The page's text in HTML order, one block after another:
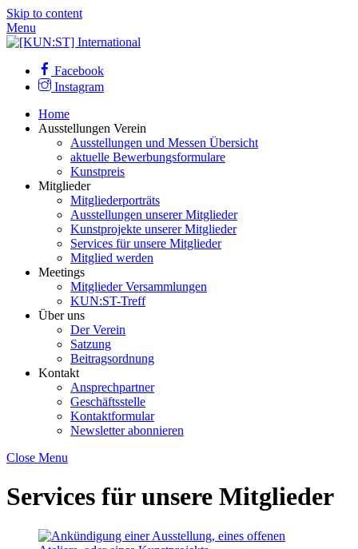
Skip to content
Menu
Facebook
Instagram
Home
Ausstellungen Verein
Ausstellungen und Messen Übersicht
aktuelle Bewerbungsformulare
Kunstpreis
Mitglieder
Mitgliederporträts
Ausstellungen unserer Mitglieder
Kunstprojekte unserer Mitglieder
Services für unsere Mitglieder
Mitglied werden
Meetings
Mitglieder Versammlungen
KUN:ST-Treff
Über uns
Der Verein
Satzung
Beitragsordnung
Kontakt
Ansprechpartner
Geschäftsstelle
Kontaktformular
Newsletter abonnieren
Close Menu
Services für unsere Mitglieder